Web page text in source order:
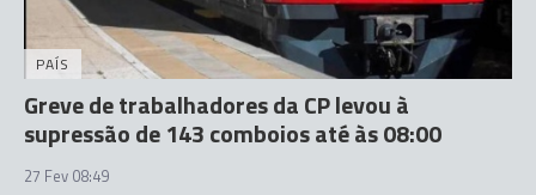
PAÍS
Greve de trabalhadores da CP levou à
supressão de 143 comboios até às 08:00
27 Fev 08:49